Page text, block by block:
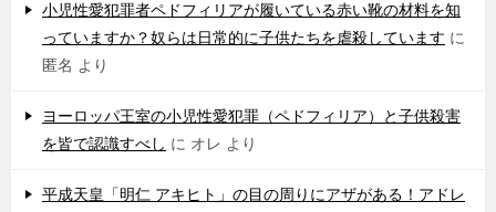
小児性愛犯罪者ペドフィリアが履いている赤い靴の材料を知
っていますか？奴らは日常的に子供たちを虐殺しています に
匿名 より
ヨーロッパ王室の小児性愛犯罪（ペドフィリア）と子供殺害
を皆で認識すべし に オレ より
平成天皇「明仁 アキヒト」の目の周りにアザがある！アドレ